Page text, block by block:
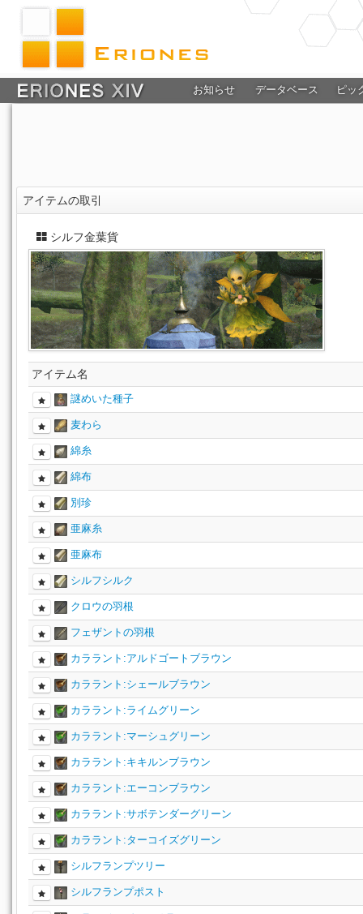
お知らせ データベース ピッ
アイテムの取引
シルフ金葉貨
アイテム名
謎めいた種子
麦わら
綿糸
綿布
別珍
亜麻糸
亜麻布
シルフシルク
クロウの羽根
フェザントの羽根
カララント:アルドゴートブラウン
カララント:シェールブラウン
カララント:ライムグリーン
カララント:マーシュグリーン
カララント:キキルンブラウン
カララント:エーコンブラウン
カララント:サボテンダーグリーン
カララント:ターコイズグリーン
シルフランプツリー
シルフランプポスト